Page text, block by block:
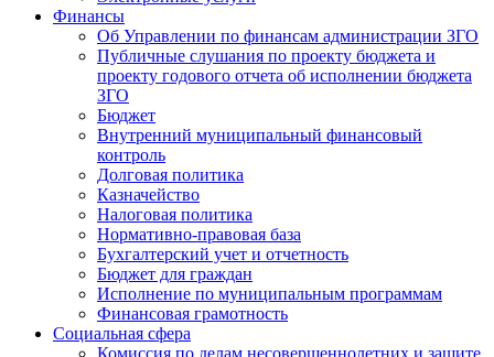
Финансы
Об Управлении по финансам администрации ЗГО
Публичные слушания по проекту бюджета и
проекту годового отчета об исполнении бюджета
ЗГО
Бюджет
Внутренний муниципальный финансовый
контроль
Долговая политика
Казначейство
Налоговая политика
Нормативно-правовая база
Бухгалтерский учет и отчетность
Бюджет для граждан
Исполнение по муниципальным программам
Финансовая грамотность
Социальная сфера
Комиссия по делам несовершеннолетних и защите